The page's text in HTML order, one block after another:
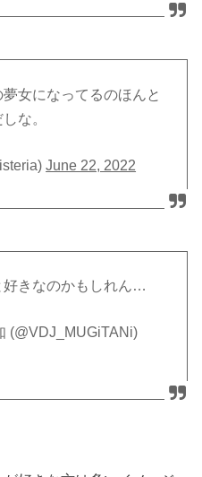
女になってるのほんと
な。
June 22, 2022
好きなのかもしれん…
(@VDJ_MUGiTANi)